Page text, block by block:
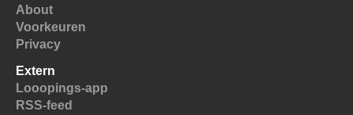
About
Voorkeuren
Privacy
Extern
Looopings-app
RSS-feed